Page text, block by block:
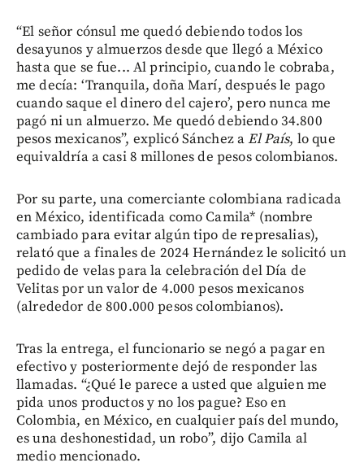
“El señor cónsul me quedó debiendo todos los
desayunos y almuerzos desde que llegó a México
hasta que se fue... Al principio, cuando le cobraba,
me decía: ‘Tranquila, doña Marí, después le pago
cuando saque el dinero del cajero’, pero nunca me
pagó ni un almuerzo. Me quedó debiendo 34.800
pesos mexicanos”, explicó Sánchez aEl País, lo que
equivaldría a casi 8 millones de pesos colombianos.
Por su parte, una comerciante colombiana radicada
en México, identificada como Camila* (nombre
cambiado para evitar algún tipo de represalias),
relató que a finales de 2024 Hernández le solicitó un
pedido de velas para la celebración del Día de
Velitas por un valor de 4.000 pesos mexicanos
(alrededor de 800.000 pesos colombianos).
Tras la entrega, el funcionario se negó a pagar en
efectivo y posteriormente dejó de responder las
llamadas. “¿Qué le parece a usted que alguien me
pida unos productos y no los pague? Eso en
Colombia, en México, en cualquier país del mundo,
es una deshonestidad, un robo”, dijo Camila al
medio mencionado.